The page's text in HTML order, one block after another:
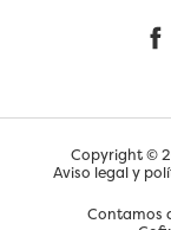
Copyright ©
Aviso legal y
Contamos